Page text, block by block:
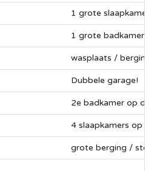
1 grote slaapkamer
1 grote badkamer
wasplaats / berging
Dubbele garage!
2e badkamer op de
4 slaapkamers op
grote berging /